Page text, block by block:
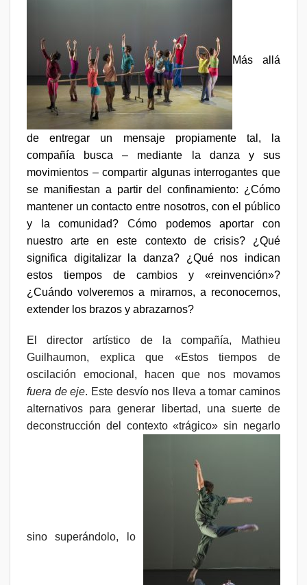
Más allá
de entregar un mensaje propiamente tal, la
compañía busca – mediante la danza y sus
movimientos – compartir algunas interrogantes que
se manifiestan a partir del confinamiento: ¿ Cómo
mantener un contacto entre nosotros, con el público
y la comunidad? Cómo podemos aportar con
nuestro arte en este contexto de crisis? ¿Qué
significa digitalizar la danza? ¿Qué nos indican
estos tiempos de cambios y «reinvención»?
¿Cuándo volveremos a mirarnos, a reconocernos,
extender los brazos y abrazarnos?
El director artístico de la compañía, Mathieu
Guilhaumon, explica que «Estos tiempos de
oscilación emocional, hacen que nos movamos
fuera de eje. Este desvío nos lleva a tomar caminos
alternativos para generar libertad, una suerte de
deconstrucción del contexto «trágico» sin negarlo
sino superándolo, lo